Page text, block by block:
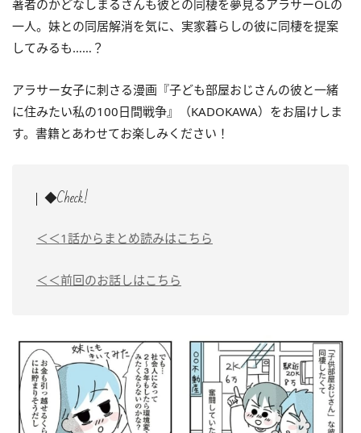
著者のかどなしまるさんも彼との同棲を夢見るアラサーOLの
一人。妹との同居解消を気に、実家暮らしの彼に同棲を提案
してみるも……？
アラサー女子に刺さる漫画『子ども部屋おじさんの彼と一緒
に住みたい私の100日間戦争』（KADOKAWA）をお届けしま
す。書籍とあわせてお楽しみください！
◆Check!
＜＜1話からまとめ読みはこちら
＜＜前回のお話しはこちら